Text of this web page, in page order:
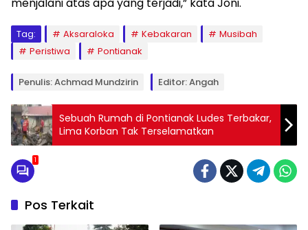
menjalani atas apa yang terjadi,” kata Joni.
Tag: Aksaraloka Kebakaran
Musibah
Peristiwa
Pontianak
Penulis: Achmad Mundzirin Editor: Angah
Sebuah Rumah di Pontianak Ludes Terbakar,
Lima Korban Tak Terselamatkan
1
Pos Terkait